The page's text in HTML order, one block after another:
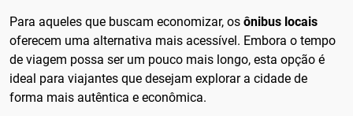
Para aqueles que buscam economizar, os ônibus locais
oferecem uma alternativa mais acessível. Embora o tempo
de viagem possa ser um pouco mais longo, esta opção é
ideal para viajantes que desejam explorar a cidade de
forma mais autêntica e econômica.